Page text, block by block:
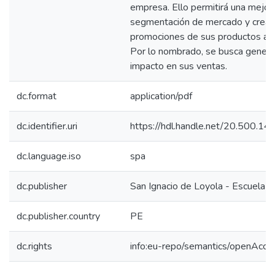
empresa. Ello permitirá una mejor
segmentación de mercado y crear
promociones de sus productos
Por lo nombrado, se busca
impacto en sus ventas.
dc.format application/pdf
dc.identifier.uri https://hdl.handle.net/
dc.language.iso spa
dc.publisher San Ignacio de Loyola - Escuela
dc.publisher.country PE
dc.rights info:eu-repo/semantics/